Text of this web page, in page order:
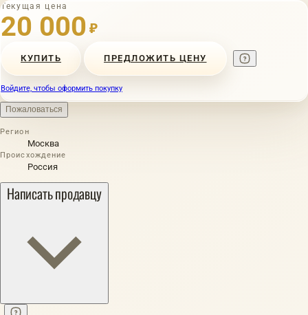
Текущая цена
20 000 ₽
КУПИТЬ ПРЕДЛОЖИТЬ ЦЕНУ
Войдите, чтобы оформить покупку
Пожаловаться
Регион
Москва
Происхождение
Россия
Написать продавцу